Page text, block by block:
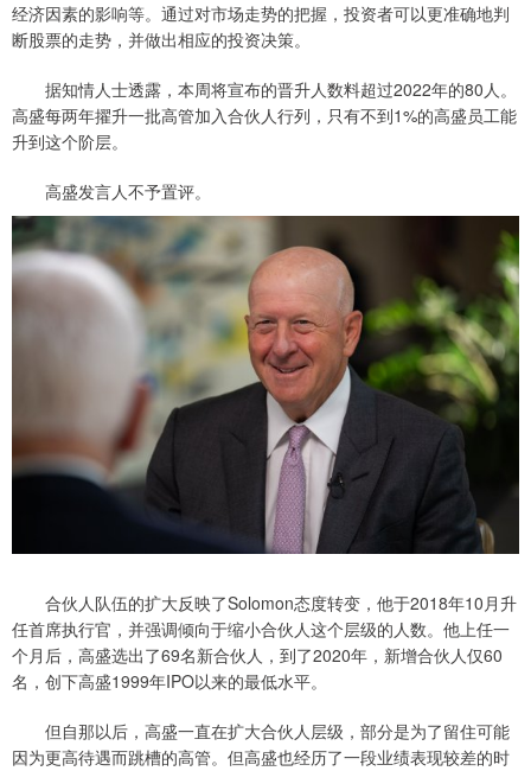
经济因素的影响等。通过对市场走势的把握，投资者可以更准确地判
断股票的走势，并做出相应的投资决策。
据知情人士透露，本周将宣布的晋升人数料超过2022年的80人。
高盛每两年擢升一批高管加入合伙人行列，只有不到1%的高盛员工能
升到这个阶层。
高盛发言人不予置评。
合伙人队伍的扩大反映了Solomon态度转变，他于2018年10月升
任首席执行官，并强调倾向于缩小合伙人这个层级的人数。他上任一
个月后，高盛选出了69名新合伙人，到了2020年，新增合伙人仅60
名，创下高盛1999年IPO以来的最低水平。
但自那以后，高盛一直在扩大合伙人层级，部分是为了留住可能
因为更高待遇而跳槽的高管。但高盛也经历了一段业绩表现较差的时